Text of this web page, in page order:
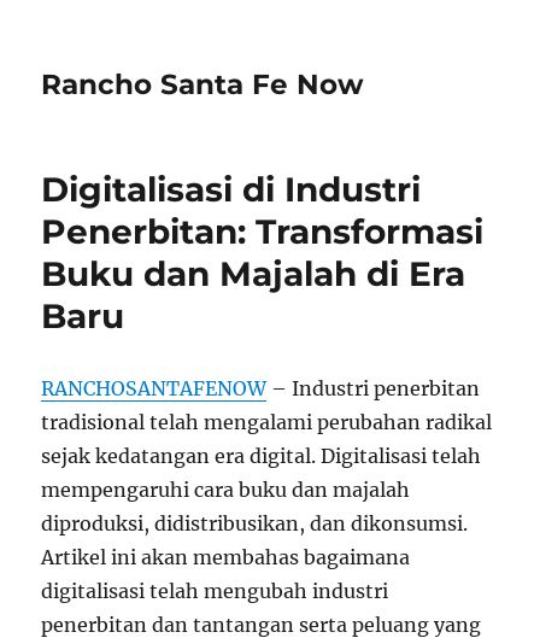
Rancho Santa Fe Now
Digitalisasi di Industri
Penerbitan: Transformasi
Buku dan Majalah di Era
Baru
RANCHOSANTAFENOW– Industri penerbitan
tradisional telah mengalami perubahan radikal
sejak kedatangan era digital. Digitalisasi telah
mempengaruhi cara buku dan majalah
diproduksi, didistribusikan, dan dikonsumsi.
Artikel ini akan membahas bagaimana
digitalisasi telah mengubah industri
penerbitan dan tantangan serta peluang yang